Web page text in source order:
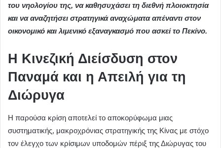
του νηολογίου της, να καθησυχάσει τη διεθνή πλοιοκτησία
και να αναζητήσει στρατηγικά αναχώματα απέναντι στον
οικονομικό και λιμενικό εξαναγκασμό που ασκεί το Πεκίνο.
Η Κινεζική Διείσδυση στον
Παναμά και η Απειλή για τη
Διώρυγα
Η παρούσα κρίση αποτελεί το αποκορύφωμα μιας
συστηματικής, μακροχρόνιας στρατηγικής της Κίνας με στόχο
τον έλεγχο των κρίσιμων υποδομών πέριξ της Διώρυγας του